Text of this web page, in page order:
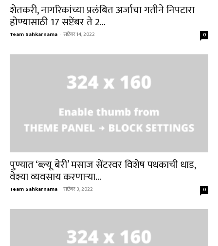
शेतकरी, नागरिकांच्या प्रलंबित अर्जांचा गतीने निपटारा
होण्यासाठी 17 सप्टेंबर ते 2...
Team Sahkarnama - सप्टेंबर 14, 2022 0
पुण्यात ‘ब्ल्यू बेरी’ मसाज सेंटरवर विशेष पथकाची धाड,
वेश्या व्यवसाय करणाऱ्या...
Team Sahkarnama - सप्टेंबर 3, 2022 0